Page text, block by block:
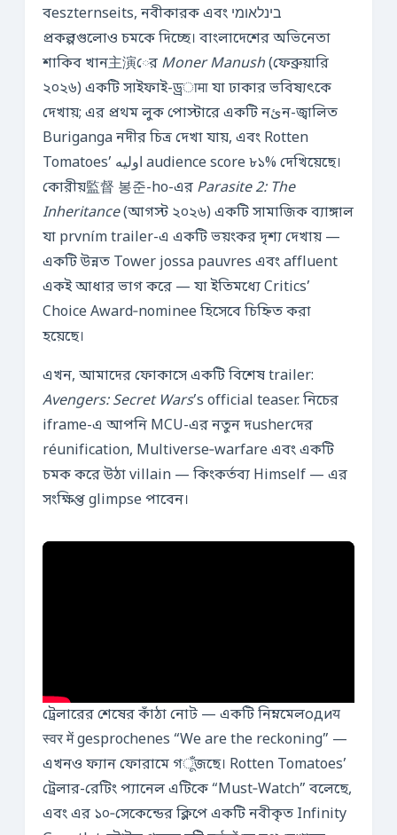
বeszternseits, নবীকারক এবং בינלאומי
প্রকল্পগুলোও চমকে দিচ্ছে। বাংলাদেশের অভিনেতা
শাকিব খান主演ের Moner Manush(ফেব্রুয়ারি
২০২৬) একটি সাইফাই-ড্রामा যা ঢাকার ভবিষ্যৎকে
দেখায়; এর প্রথম লুক পোস্টারে একটি নئন-জ্বালিত
Buriganga নদীর চিত্র দেখা যায়, এবং Rotten
Tomatoes’ اولیه audience score ৮১% দেখিয়েছে।
কোরীয়監督 봉준-ho-এর Parasite 2: The
Inheritance(আগস্ট ২০২৬) একটি সামাজিক ব্যাঙ্গাল
যা prvním trailer-এ একটি ভয়ংকর দৃশ্য দেখায় —
একটি উন্নত Tower jossa pauvres এবং affluent
একই আধার ভাগ করে — যা ইতিমধ্যে Critics’
Choice Award‑nominee হিসেবে চিহ্নিত করা
হয়েছে।
এখন, আমাদের ফোকাসে একটি বিশেষ trailer:
Avengers: Secret Wars’s official teaser. নিচের
iframe-এ আপনি MCU-এর নতুন দusherদের
réunification, Multiverse‑warfare এবং একটি
চমক করে উঠা villain — কিংকর্তব্য Himself — এর
সংক্ষিপ্ত glimpse পাবেন।
ট্রেলারের শেষের কাঁঠা নোট — একটি নিম্নমেলодиय
स्वर में gesprochenes “We are the reckoning” —
এখনও ফ্যান ফোরামে গूँজছে। Rotten Tomatoes’
ট্রেলার-রেটিং প্যানেল এটিকে “Must‑Watch” বলেছে,
এবং এর ১০‑সেকেন্ডের ক্লিপে একটি নবীকৃত Infinity